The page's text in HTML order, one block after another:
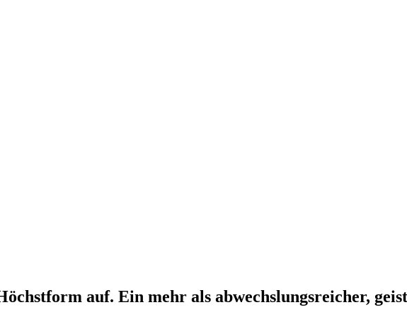
auf. Ein mehr als abwechslungsreicher,